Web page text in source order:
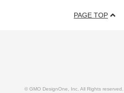
PAGE TOP
© GMO DesignOne, Inc. All Rights reserved.